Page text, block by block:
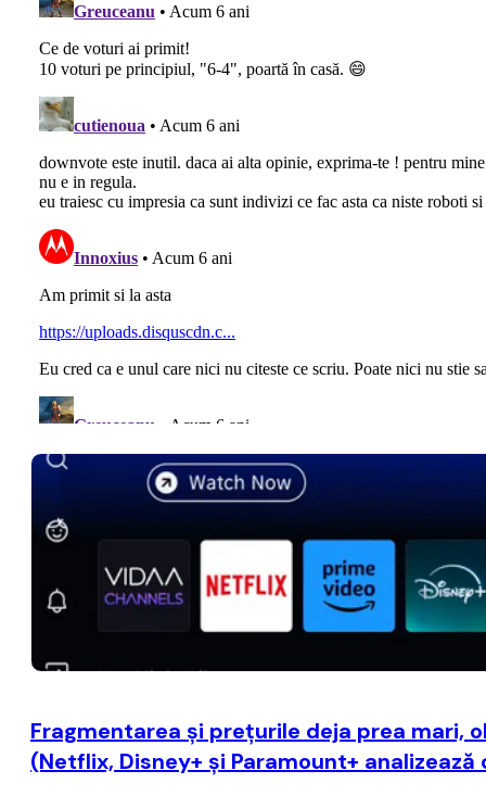
Fragmentarea şi preţurile deja prea mari,
(Netflix, Disney+ şi Paramount+